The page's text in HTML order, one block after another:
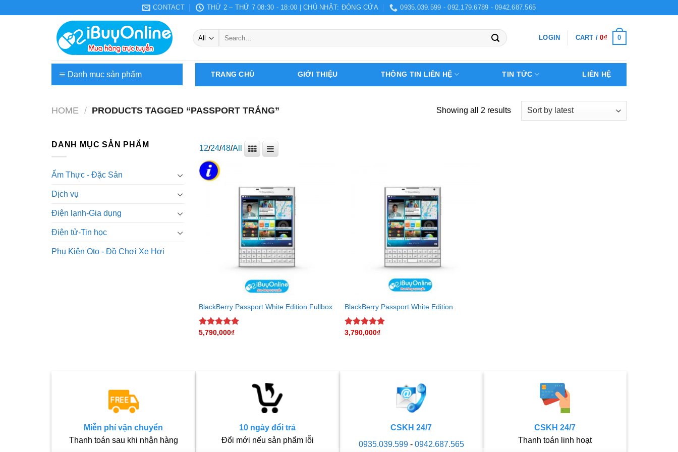
CONTACT THỨ 2 – THỨ 7 08:30 - 18:00 | CHỦ NHẬT: ĐÓNG CỬA 0935.039.599 - 092.179.6789 - 0942.687.565
LOGIN CART /0₫ 0
Danh mục sản phẩm
Laptop – PC
Dịch vụ
TRANG CHỦ GIỚI THIỆU THÔNG TIN LIÊN HỆ TIN TỨC LIÊN HỆ
HOME / PRODUCTS TAGGED “PASSPORT TRẮNG” Showing all 2 results
DANH MỤC SẢN PHẨM
Ẩm Thực - Đặc Sản
Dịch vụ
Điện lạnh-Gia dụng
Điện tử-Tin học
Phụ Kiện Oto - Đồ Chơi Xe Hơi
12/24/48/All
BlackBerry Passport White Edition Fullbox
Rated5.00
5,790,000₫
BlackBerry Passport White Edition
Rated5.00
3,790,000₫
Miễn phí vận chuyển
Thanh toán sau khi nhận hàng
10 ngày đổi trả
Đổi mới nếu sản phẩm lỗi
CSKH 24/7
0935.039.599- 0942.687.565
CSKH 24/7
Thanh toán linh hoạt